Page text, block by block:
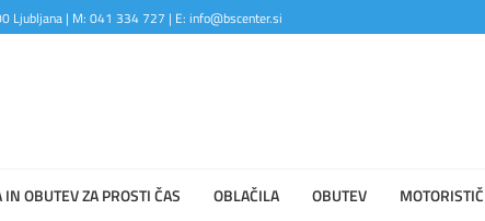
Ljubljana | M: 041 334 727 | E: info@bscenter.si
OBUTEV ZA PROSTI ČAS OBLAČILA OBUTEV